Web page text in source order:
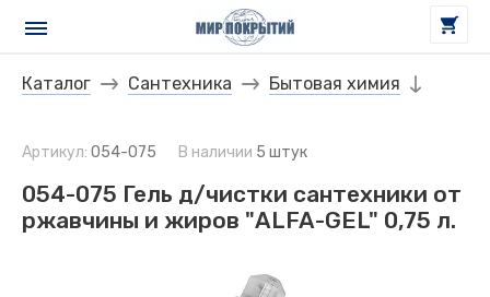
Каталог Сантехника Бытовая химия
Артикул: 054-075 В наличии 5 штук
054-075 Гель д/чистки сантехники от
ржавчины и жиров "ALFA-GEL" 0,75 л.